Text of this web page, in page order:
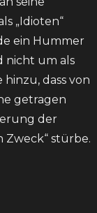
„Idioten“
ein Hummer
nicht um als
dass von
getragen
der
Zweck“ stürbe.